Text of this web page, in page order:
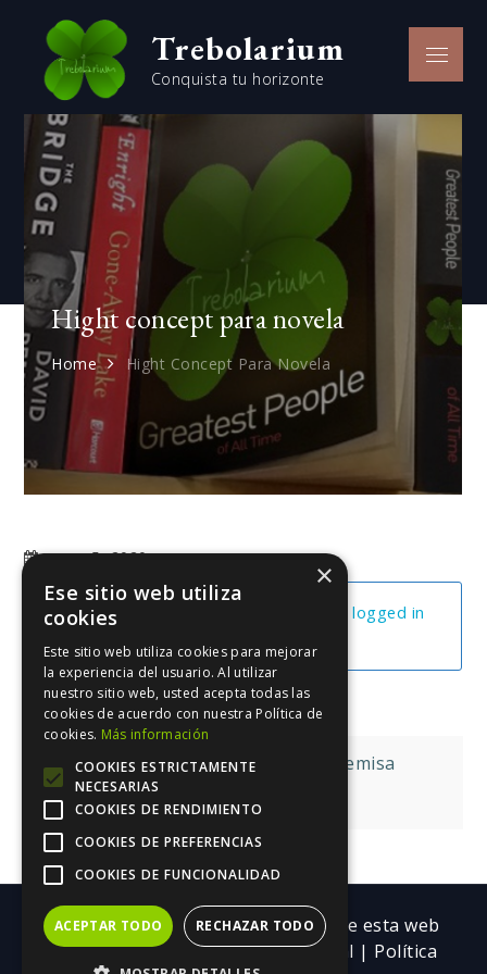
content
Trebolarium
Conquista tu horizonte
Menu
Hight concept para novela
Home Hight Concept Para Novela
mayo 5, 2020
You cannot view this unit as you're not logged in
Navegación
de
entradas
Hight Concept O Gran Premisa
El Mapa Mental
Copyright ©| Todos los contenidos de esta web
pertenecen a Trebolarium.Aviso legal | Política
×
Ese sitio web utiliza
cookies
Este sitio web utiliza cookies para mejorar
la experiencia del usuario. Al utilizar
nuestro sitio web, usted acepta todas las
cookies de acuerdo con nuestra Política de
cookies. Más información
COOKIES ESTRICTAMENTE
NECESARIAS
COOKIES DE RENDIMIENTO
COOKIES DE PREFERENCIAS
COOKIES DE FUNCIONALIDAD
ACEPTAR TODO RECHAZAR TODO